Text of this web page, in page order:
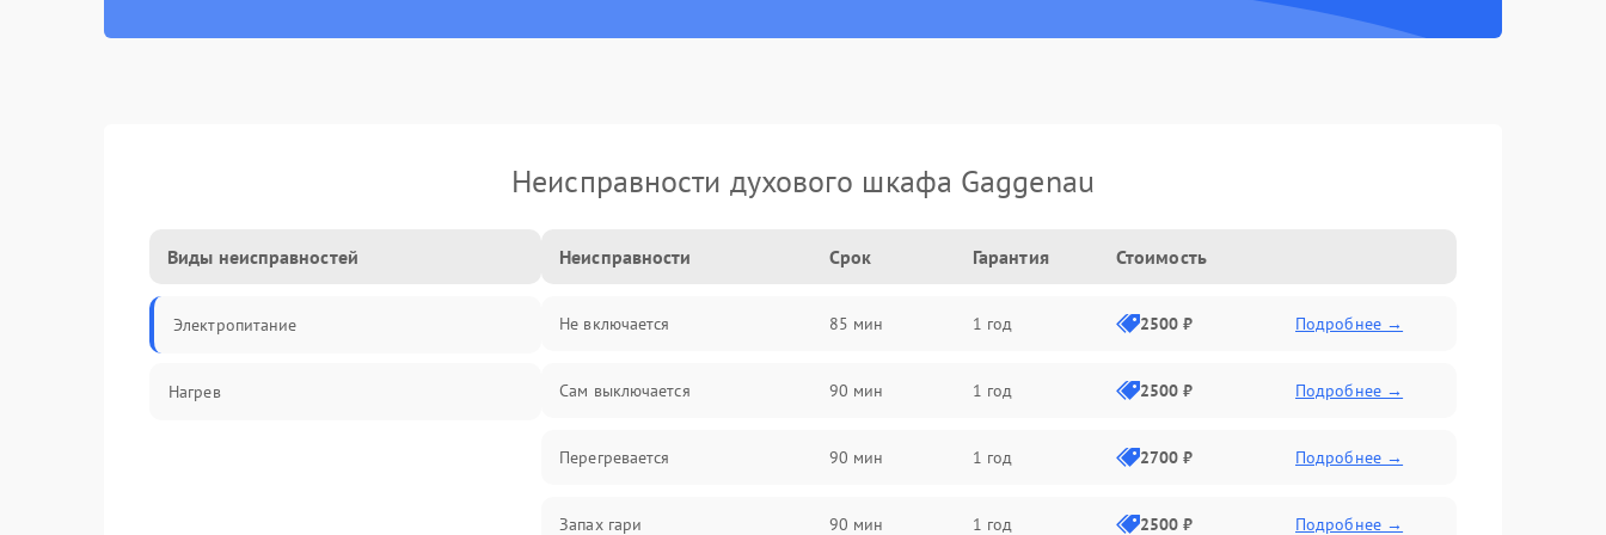
Неисправности духового шкафа Gaggenau
Виды неисправностей
Электропитание
Нагрев
Неисправности Срок Гарантия Стоимость
Не включается 85 мин 1 год 2500 ₽ Подробнее →
Сам выключается 90 мин 1 год 2500 ₽ Подробнее →
Перегревается 90 мин 1 год 2700 ₽ Подробнее →
Запах гари 90 мин 1 год 2500 ₽ Подробнее →